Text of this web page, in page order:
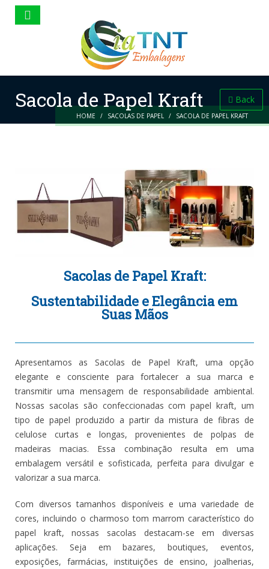
Sacola de Papel Kraft Back
HOME SACOLAS DE PAPEL SACOLA DE PAPEL KRAFT
Sacolas de Papel Kraft:
Sustentabilidade e Elegância em
Suas Mãos
Apresentamos as Sacolas de Papel Kraft, uma opção
elegante e consciente para fortalecer a sua marca e
transmitir uma mensagem de responsabilidade ambiental.
Nossas sacolas são confeccionadas com papel kraft, um
tipo de papel produzido a partir da mistura de fibras de
celulose curtas e longas, provenientes de polpas de
madeiras macias. Essa combinação resulta em uma
embalagem versátil e sofisticada, perfeita para divulgar e
valorizar a sua marca.
Com diversos tamanhos disponíveis e uma variedade de
cores, incluindo o charmoso tom marrom característico do
papel kraft, nossas sacolas destacam-se em diversas
aplicações. Seja em bazares, boutiques, eventos,
exposições, farmácias, instituições de ensino, joalherias,